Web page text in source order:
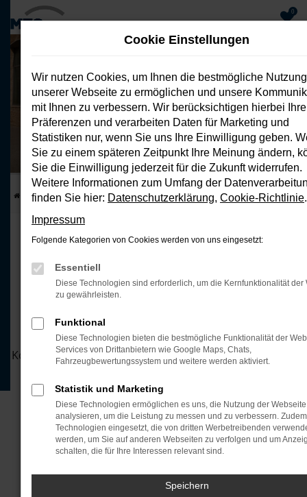
Hauptinhalt
springen
0
B05 218 PS BEV Life Pro
Privatleasing mit 4.000€ Anzahlung
Energieverbrauch 15,9 kWh/100 km; CO2 Emissionen 0 g/km; CO2-
Startseite Top Deals B05 218 PS BEV Life Pro
DER NEUE LEAPMOTOR B05
Kühn. Sportlich.
Unverwechselbar
Leasen Sie jetzt den neuen Leapmotor B05.
Unser attraktives Leasingangebot mit flexiblen
Konditionen sichert Ihnen den perfekten Einstieg in die
Zukunft des Fahrens.
JETZT ANFRAGEN
JETZT ANRUFEN
Cookie Einstellungen
Wir nutzen Cookies, um Ihnen die bestmögliche Nutzung
unserer Webseite zu ermöglichen und unsere
mit Ihnen zu verbessern. Wir berücksichtigen hierbei Ihre
Präferenzen und verarbeiten Daten für Marketing und
Statistiken nur, wenn Sie uns Ihre Einwilligung geben.
Sie zu einem späteren Zeitpunkt Ihre Meinung ändern,
Sie die Einwilligung jederzeit für die Zukunft widerrufen.
Weitere Informationen zum Umfang der
finden Sie hier: Datenschutzerklärung, Cookie-Richtlinie.
Impressum
Folgende Kategorien von Cookies werden von uns eingesetzt:
Essentiell
Diese Technologien sind erforderlich, um die Kernfunktionalität der
zu gewährleisten.
Funktional
Diese Technologien bieten die bestmögliche Funktionalität der
Services von Drittanbietern wie Google Maps, Chats,
Fahrzeugbewertungssystem und weitere werden aktiviert.
Statistik und Marketing
Diese Technologien ermöglichen es uns, die Nutzung der
analysieren, um die Leistung zu messen und zu verbessern.
Technologien eingesetzt, die von dritten Werbetreibenden
werden, um Sie auf anderen Webseiten zu verfolgen und um
schalten, die für Ihre Interessen relevant sind.
Speichern